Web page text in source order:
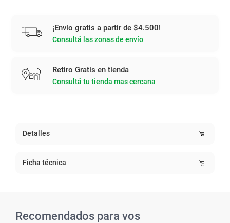
¡Envío gratis a partir de $4.500!
Consultá las zonas de envío
Retiro Gratis en tienda
Consultá tu tienda mas cercana
Detalles
Ficha técnica
Recomendados para vos